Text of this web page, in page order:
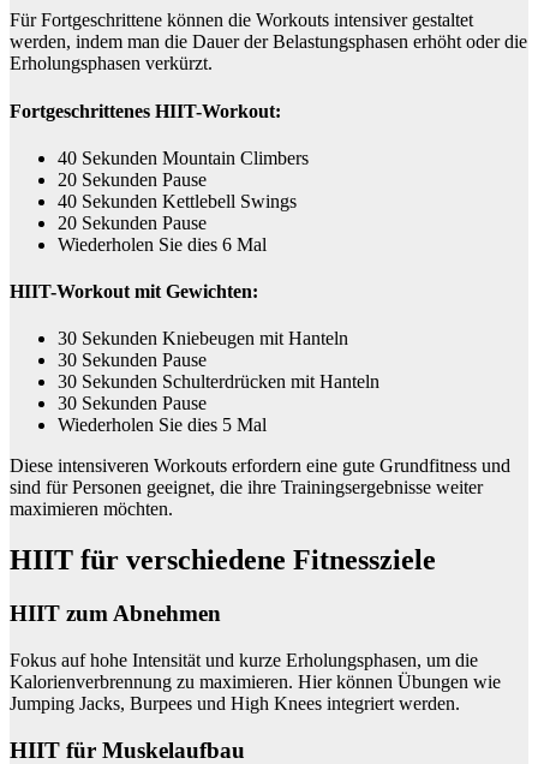
Für Fortgeschrittene können die Workouts intensiver gestaltet
werden, indem man die Dauer der Belastungsphasen erhöht oder die
Erholungsphasen verkürzt.
Fortgeschrittenes HIIT-Workout:
40 Sekunden Mountain Climbers
20 Sekunden Pause
40 Sekunden Kettlebell Swings
20 Sekunden Pause
Wiederholen Sie dies 6 Mal
HIIT-Workout mit Gewichten:
30 Sekunden Kniebeugen mit Hanteln
30 Sekunden Pause
30 Sekunden Schulterdrücken mit Hanteln
30 Sekunden Pause
Wiederholen Sie dies 5 Mal
Diese intensiveren Workouts erfordern eine gute Grundfitness und
sind für Personen geeignet, die ihre Trainingsergebnisse weiter
maximieren möchten.
HIIT für verschiedene Fitnessziele
HIIT zum Abnehmen
Fokus auf hohe Intensität und kurze Erholungsphasen, um die
Kalorienverbrennung zu maximieren. Hier können Übungen wie
Jumping Jacks, Burpees und High Knees integriert werden.
HIIT für Muskelaufbau